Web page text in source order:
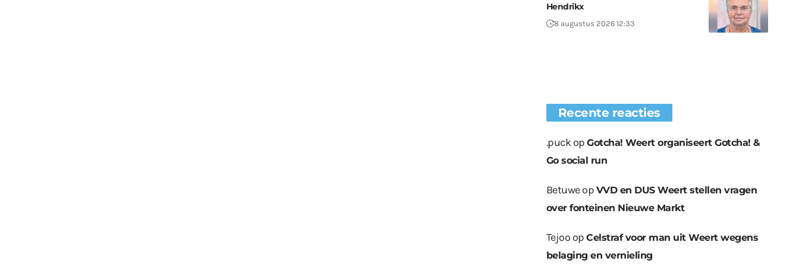
Hendrikx
8 augustus 2026 12:33
Recente reacties
.puckopGotcha! Weert organiseert Gotcha! &
Go social run
Betuweop VVD en DUS Weert stellen vragen
over fonteinen Nieuwe Markt
Tejoo opCelstraf voor man uit Weert wegens
belaging en vernieling